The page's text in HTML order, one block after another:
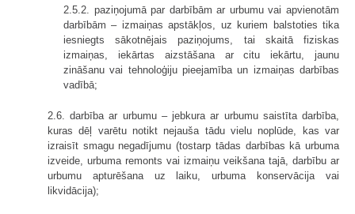
2.5.2. paziņojumā par darbībām ar urbumu vai apvienotām
darbībām – izmaiņas apstākļos, uz kuriem balstoties tika
iesniegts sākotnējais paziņojums, tai skaitā fiziskas
izmaiņas, iekārtas aizstāšana ar citu iekārtu, jaunu
zināšanu vai tehnoloģiju pieejamība un izmaiņas darbības
vadībā;
2.6. darbība ar urbumu – jebkura ar urbumu saistīta darbība,
kuras dēļ varētu notikt nejauša tādu vielu noplūde, kas var
izraisīt smagu negadījumu (tostarp tādas darbības kā urbuma
izveide, urbuma remonts vai izmaiņu veikšana tajā, darbību ar
urbumu apturēšana uz laiku, urbuma konservācija vai
likvidācija);